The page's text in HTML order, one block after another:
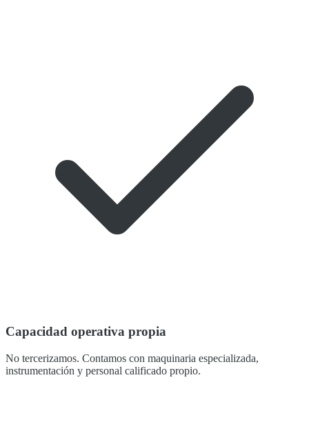
Capacidad operativa propia
No tercerizamos. Contamos con maquinaria especializada,
instrumentación y personal calificado propio.